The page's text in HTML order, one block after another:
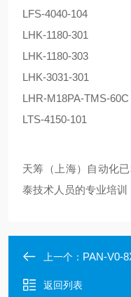
LFS-4040-104
LHK-1180-301
LHK-1180-303
LHK-3031-301
LHR-M18PA-TMS-60C
LTS-4150-101
天筹（上海）自动化
泰技术人员的专业培训
上一个： PAN-V0-8X1-
返回列表